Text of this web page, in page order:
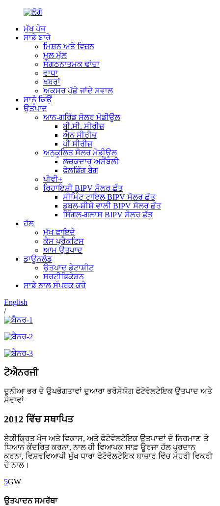
ਮੁੱਖ ਪੇਜ
ਸਾਡੇ ਬਾਰੇ
ਮਿਸ਼ਨ ਅਤੇ ਵਿਜ਼ਨ
ਮੂਲ ਮੁੱਲ
ਸੰਗਠਨਾਤਮਕ ਢਾਂਚਾ
ਵਾਧਾ
ਖ਼ਬਰਾਂ
ਅਕਸਰ ਪੁੱਛੇ ਜਾਂਦੇ ਸਵਾਲ
ਸਾਨੂੰ ਕਿਉਂ
ਉਤਪਾਦ
ਆਨ-ਗਰਿੱਡ ਸੋਲਰ ਮੋਡੀਊਲ
ਬੀ.ਸੀ. ਸੀਰੀਜ਼
ਐਨ ਸੀਰੀਜ਼
ਪੀ ਸੀਰੀਜ਼
ਅਨੁਕੂਲਿਤ ਸੋਲਰ ਮੋਡੀਊਲ
ਲਚਕਦਾਰ ਅਸੈਂਬਲੀ
ਫੋਲਡਿੰਗ ਬੈਗ
ਪੀਵੀ+
ਰਿਹਾਇਸ਼ੀ BIPV ਸੋਲਰ ਛੱਤ
ਸੀਮਿੰਟ ਟਾਇਲ BIPV ਸੋਲਰ ਛੱਤ
ਡਬਲ-ਸ਼ੀਸ਼ੇ ਵਾਲੀ BIPV ਸੋਲਰ ਛੱਤ
ਸਿੰਗਲ-ਗਲਾਸ BIPV ਸੋਲਰ ਛੱਤ
ਹੱਲ
ਮੁੱਖ ਫਾਇਦੇ
ਕੇਸ ਪ੍ਰੈਕਟਿਸ
ਆਮ ਉਤਪਾਦ
ਡਾਊਨਲੋਡ
ਉਤਪਾਦ ਡੇਟਾਸ਼ੀਟ
ਸਰਟੀਫਿਕੇਸ਼ਨ
ਸਾਡੇ ਨਾਲ ਸੰਪਰਕ ਕਰੋ
English
/
ਟੋਐਨਰਜੀ
ਦੁਨੀਆ ਭਰ ਦੇ ਉਪਭੋਗਤਾਵਾਂ ਦੁਆਰਾ ਭਰੋਸੇਯੋਗ ਫੋਟੋਵੋਲਟੇਇਕ ਉਤਪਾਦ ਅਤੇ
ਸੇਵਾਵਾਂ
2012 ਵਿੱਚ ਸਥਾਪਿਤ
ਏਕੀਕ੍ਰਿਤ ਖੋਜ ਅਤੇ ਵਿਕਾਸ, ਅਤੇ ਫੋਟੋਵੋਲਟੇਇਕ ਉਤਪਾਦਾਂ ਦੇ ਨਿਰਮਾਣ 'ਤੇ
ਧਿਆਨ ਕੇਂਦਰਿਤ ਕਰਨਾ, ਨਾਲ ਹੀ ਵਿਆਪਕ ਸਾਫ਼ ਊਰਜਾ ਹੱਲ ਪ੍ਰਦਾਨ
ਕਰਨਾ, ਵਿਸ਼ਵਵਿਆਪੀ ਮੁੱਖ ਧਾਰਾ ਫੋਟੋਵੋਲਟੇਇਕ ਬਾਜ਼ਾਰ ਵਿੱਚ ਮੋਹਰੀ ਵਿਕਰੀ
ਦੇ ਨਾਲ।
5GW
ਉਤਪਾਦਨ ਸਮਰੱਥਾ